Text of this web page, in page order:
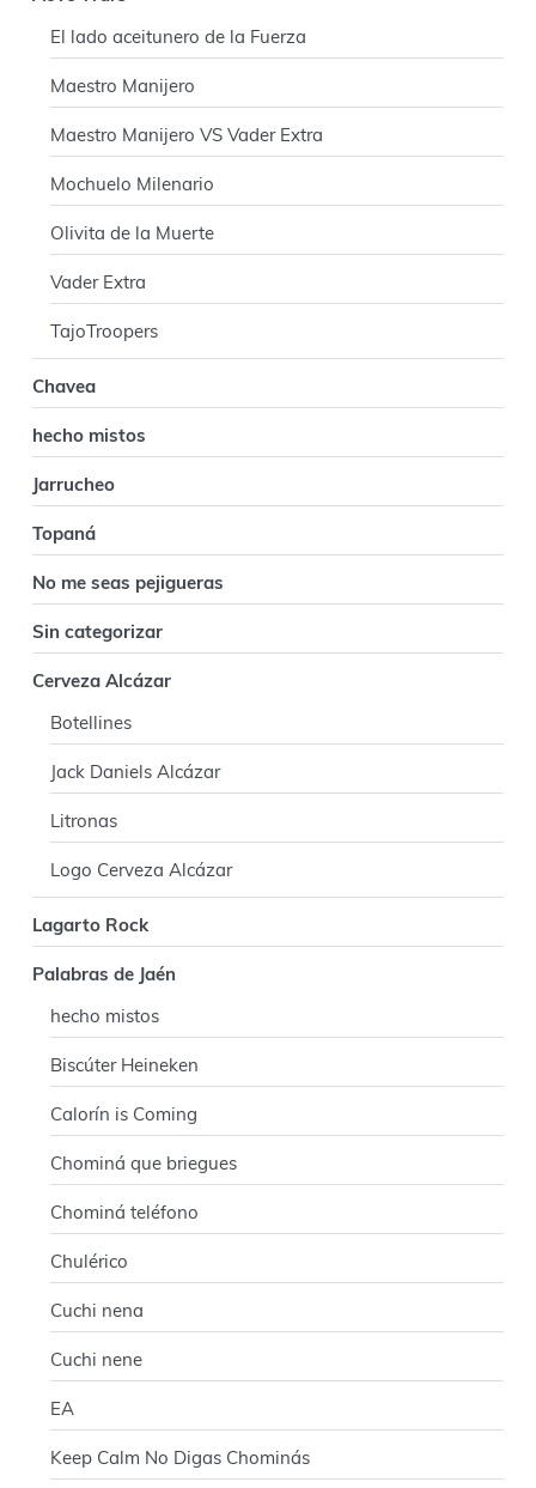
i
n
c
p
a
El lado aceitunero de la Fuerza
Maestro Manijero
Maestro Manijero VS Vader Extra
Mochuelo Milenario
Olivita de la Muerte
Vader Extra
TajoTroopers
Chavea
hecho mistos
Jarrucheo
Topaná
No me seas pejigueras
Sin categorizar
Cerveza Alcázar
Botellines
Jack Daniels Alcázar
Litronas
Logo Cerveza Alcázar
Lagarto Rock
Palabras de Jaén
hecho mistos
Biscúter Heineken
Calorín is Coming
Chominá que briegues
Chominá teléfono
Chulérico
Cuchi nena
Cuchi nene
EA
Keep Calm No Digas Chominás